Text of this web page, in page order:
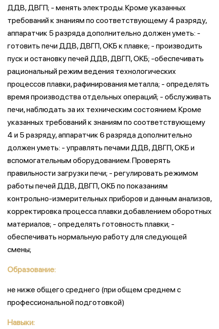
ДДВ, ДВГП; - менять электроды. Кроме указанных
требований к знаниям по соответствующему 4 разряду,
аппаратчик 5 разряда дополнительно должен уметь: -
готовить печи ДДВ, ДВГП, ОКБ к плавке; - производить
пуск и остановку печей ДДВ, ДВГП, ОКБ; -обеспечивать
рациональный режим ведения технологических
процессов плавки, рафинирования металла; - определять
время производства отдельных операций; - обслуживать
печи, наблюдать за их техническим состоянием. Кроме
указанных требований к знаниям по соответствующему
4 и 5 разряду, аппаратчик 6 разряда дополнительно
должен уметь: - управлять печами ДДВ, ДВГП, ОКБ и
вспомогательным оборудованием. Проверять
правильности загрузки печи; - регулировать режимом
работы печей ДДВ, ДВГП, ОКБ по показаниям
контрольно-измерительных приборов и данным анализов,
корректировка процесса плавки добавлением оборотных
материалов; - определять готовность плавки; -
обеспечивать нормальную работу для следующей
смены;
Образование:
не ниже общего среднего (при общем среднем с
профессиональной подготовкой)
Навыки: